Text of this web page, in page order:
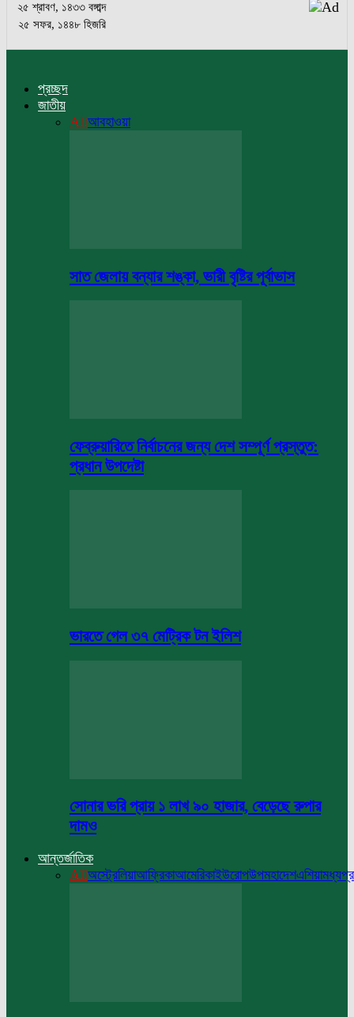
২৫ শ্রাবণ, ১৪৩৩ বঙ্গাব্দ
২৫ সফর, ১৪৪৮ হিজরি
প্রচ্ছদ
জাতীয়
Allআবহাওয়া
সাত জেলায় বন্যার শঙ্কা, ভারী বৃষ্টির পূর্বাভাস
ফেব্রুয়ারিতে নির্বাচনের জন্য দেশ সম্পূর্ণ প্রস্তুত:
প্রধান উপদেষ্টা
ভারতে গেল ৩৭ মেট্রিক টন ইলিশ
সোনার ভরি প্রায় ১ লাখ ৯০ হাজার, বেড়েছে রুপার
দামও
আন্তর্জাতিক
Allঅস্ট্রেলিয়াআফ্রিকাআমেরিকাইউরোপউপমহাদেশএশিয়া